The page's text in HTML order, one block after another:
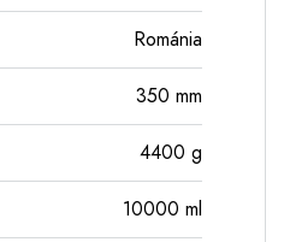
Románia
350 mm
4400 g
10000 ml